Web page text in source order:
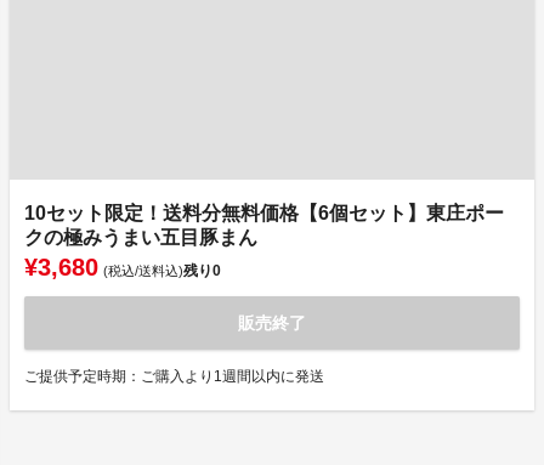
10セット限定！送料分無料価格【6個セット】東庄ポー
クの極みうまい五目豚まん
¥3,680 (税込/送料込)残り0
販売終了
ご提供予定時期：ご購入より1週間以内に発送